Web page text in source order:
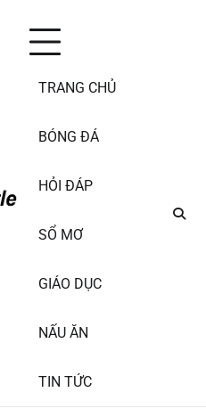
TRANG CHỦ
BÓNG ĐÁ
HỎI ĐÁP
SỔ MƠ
GIÁO DỤC
NẤU ĂN
TIN TỨC